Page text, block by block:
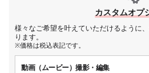
カスタムオプ
様々なご希望を叶えていただけるように
ります。
※価格は税込表記です。
動画（ムービー）撮影・編集